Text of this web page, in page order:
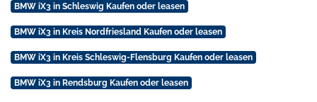
BMW iX3 in Schleswig Kaufen oder leasen
BMW iX3 in Kreis Nordfriesland Kaufen oder leasen
BMW iX3 in Kreis Schleswig-Flensburg Kaufen oder leasen
BMW iX3 in Rendsburg Kaufen oder leasen